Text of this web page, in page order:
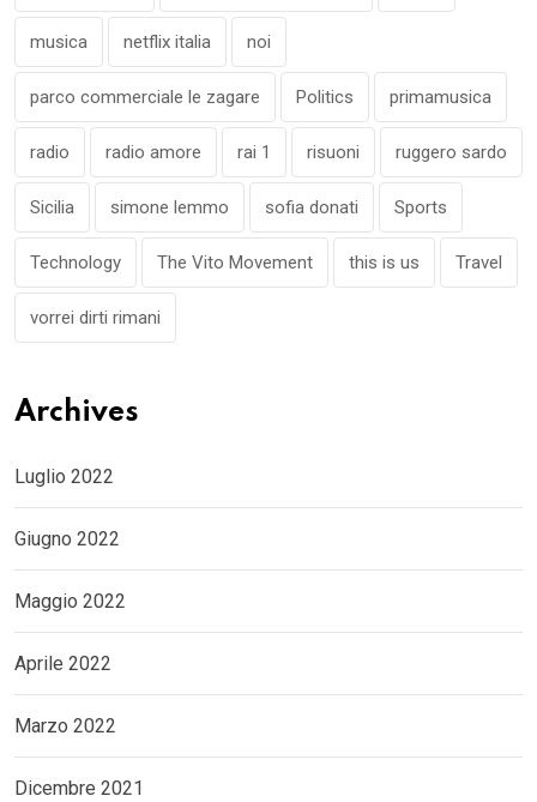
musica netflix italia noi
parco commerciale le zagare Politics primamusica
radio radio amore rai 1 risuoni ruggero sardo
Sicilia simone lemmo sofia donati Sports
Technology The Vito Movement this is us Travel
vorrei dirti rimani
Archives
Luglio 2022
Giugno 2022
Maggio 2022
Aprile 2022
Marzo 2022
Dicembre 2021